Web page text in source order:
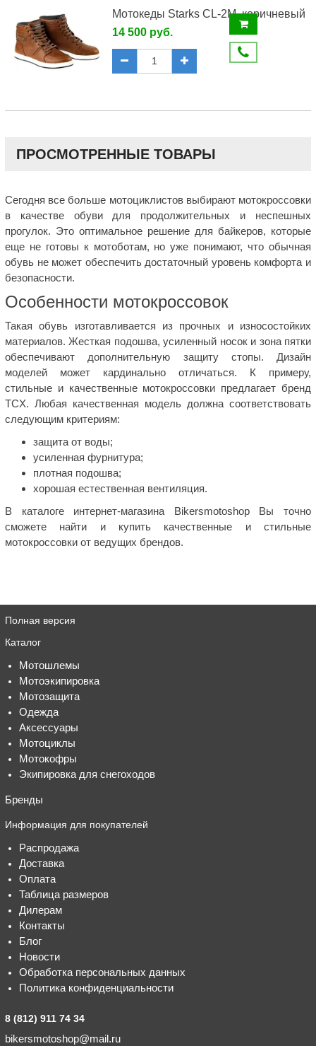
Мотокеды Starks CL-2M, коричневый
14 500 руб.
ПРОСМОТРЕННЫЕ ТОВАРЫ
Сегодня все больше мотоциклистов выбирают мотокроссовки
в качестве обуви для продолжительных и неспешных
прогулок. Это оптимальное решение для байкеров, которые
еще не готовы к мотоботам, но уже понимают, что обычная
обувь не может обеспечить достаточный уровень комфорта и
безопасности.
Особенности мотокроссовок
Такая обувь изготавливается из прочных и износостойких
материалов. Жесткая подошва, усиленный носок и зона пятки
обеспечивают дополнительную защиту стопы. Дизайн
моделей может кардинально отличаться. К примеру,
стильные и качественные мотокроссовки предлагает бренд
TCX. Любая качественная модель должна соответствовать
следующим критериям:
защита от воды;
усиленная фурнитура;
плотная подошва;
хорошая естественная вентиляция.
В каталоге интернет-магазина Bikersmotoshop Вы точно
сможете найти и купить качественные и стильные
мотокроссовки от ведущих брендов.
Полная версия
Каталог
Мотошлемы
Мотоэкипировка
Мотозащита
Одежда
Аксессуары
Мотоциклы
Мотокофры
Экипировка для снегоходов
Бренды
Информация для покупателей
Распродажа
Доставка
Оплата
Таблица размеров
Дилерам
Контакты
Блог
Новости
Обработка персональных данных
Политика конфиденциальности
8 (812) 911 74 34
bikersmotoshop@mail.ru